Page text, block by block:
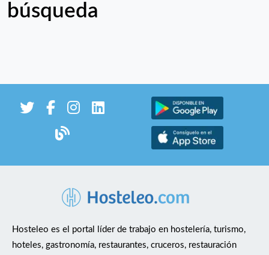
búsqueda
Hosteleo es el portal líder de trabajo en hostelería, turismo,
hoteles, gastronomía, restaurantes, cruceros, restauración